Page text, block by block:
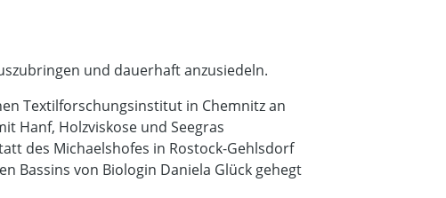
und dauerhaft anzusiedeln.
Textilforschungsinstitut in Chemnitz an
Hanf, Holzviskose und Seegras
des Michaelshofes in Rostock-Gehlsdorf
Bassins von Biologin Daniela Glück gehegt